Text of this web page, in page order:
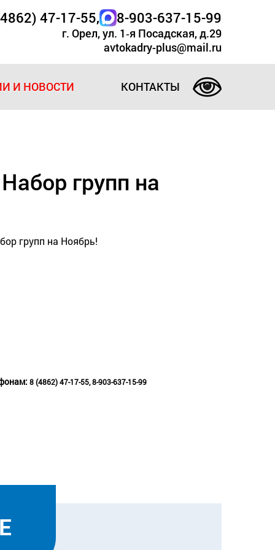
47-17-55, 8-903-637-15-99
г. Орел, ул. 1‑я Посадская, д.29
avtokadry-plus@mail.ru
И НОВОСТИ КОНТАКТЫ
групп на
групп на Ноябрь!
8 (4862) 47-17-55,8-903-637-15-99